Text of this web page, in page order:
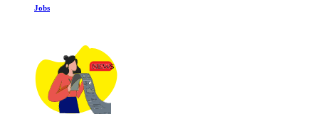
Jobs